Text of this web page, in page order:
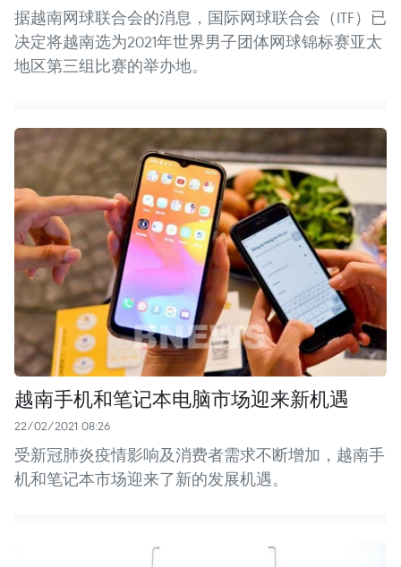
据越南网球联合会的消息，国际网球联合会（ITF）已
决定将越南选为2021年世界男子团体网球锦标赛亚太
地区第三组比赛的举办地。
越南手机和笔记本电脑市场迎来新机遇
22/02/2021 08:26
受新冠肺炎疫情影响及消费者需求不断增加，越南手
机和笔记本市场迎来了新的发展机遇。